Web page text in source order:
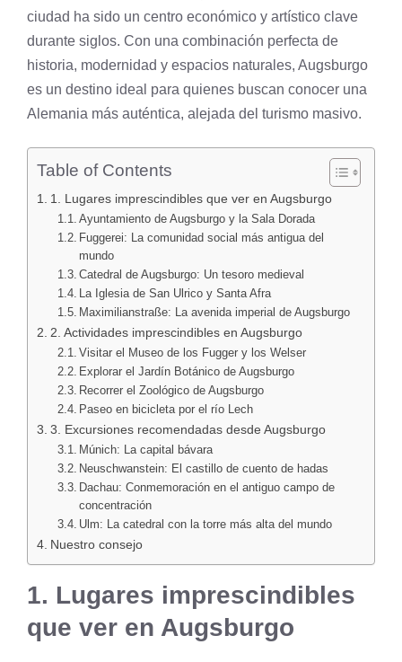
ciudad ha sido un centro económico y artístico clave
durante siglos. Con una combinación perfecta de
historia, modernidad y espacios naturales, Augsburgo
es un destino ideal para quienes buscan conocer una
Alemania más auténtica, alejada del turismo masivo.
Table of Contents
1. Lugares imprescindibles que ver en Augsburgo
Ayuntamiento de Augsburgo y la Sala Dorada
Fuggerei: La comunidad social más antigua del
mundo
Catedral de Augsburgo: Un tesoro medieval
La Iglesia de San Ulrico y Santa Afra
Maximilianstraße: La avenida imperial de Augsburgo
2. Actividades imprescindibles en Augsburgo
Visitar el Museo de los Fugger y los Welser
Explorar el Jardín Botánico de Augsburgo
Recorrer el Zoológico de Augsburgo
Paseo en bicicleta por el río Lech
3. Excursiones recomendadas desde Augsburgo
Múnich: La capital bávara
Neuschwanstein: El castillo de cuento de hadas
Dachau: Conmemoración en el antiguo campo de
concentración
Ulm: La catedral con la torre más alta del mundo
Nuestro consejo
1. Lugares imprescindibles
que ver en Augsburgo